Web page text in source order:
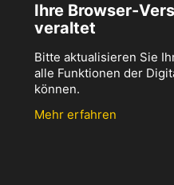
Ihre Browser-
veraltet
Bitte aktualisieren Sie
alle Funktionen der
können.
Mehr erfahren